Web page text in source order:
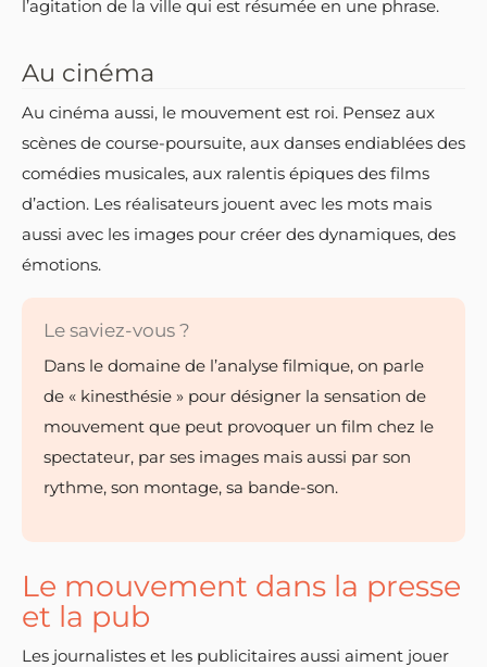
l’agitation de la ville qui est résumée en une phrase.
Au cinéma
Au cinéma aussi, le mouvement est roi. Pensez aux
scènes de course-poursuite, aux danses endiablées des
comédies musicales, aux ralentis épiques des films
d’action. Les réalisateurs jouent avec les mots mais
aussi avec les images pour créer des dynamiques, des
émotions.
Le saviez-vous ?
Dans le domaine de l’analyse filmique, on parle
de « kinesthésie » pour désigner la sensation de
mouvement que peut provoquer un film chez le
spectateur, par ses images mais aussi par son
rythme, son montage, sa bande-son.
Le mouvement dans la presse
et la pub
Les journalistes et les publicitaires aussi aiment jouer